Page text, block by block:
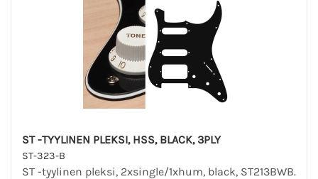
ST -TYYLINEN PLEKSI, HSS, BLACK, 3PLY
ST-323-B
ST -tyylinen pleksi, 2xsingle/1xhum, black, ST213BWB.